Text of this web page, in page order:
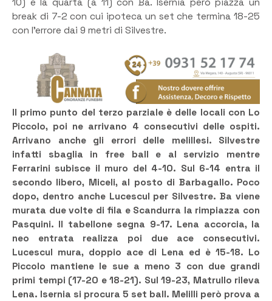
10) e la quarta (a 11) con Ba. Isernia però piazza un
break di 7-2 con cui ipoteca un set che termina 18-25
con l’errore dai 9 metri di Silvestre.
Il primo punto del terzo parziale è delle locali con Lo
Piccolo, poi ne arrivano 4 consecutivi delle ospiti.
Arrivano anche gli errori delle melillesi. Silvestre
infatti sbaglia in free ball e al servizio mentre
Ferrarini subisce il muro del 4-10. Sul 6-14 entra il
secondo libero, Miceli, al posto di Barbagallo. Poco
dopo, dentro anche Lucescul per Silvestre. Ba viene
murata due volte di fila e Scandurra la rimpiazza con
Pasquini. Il tabellone segna 9-17. Lena accorcia, la
neo entrata realizza poi due ace consecutivi.
Lucescul mura, doppio ace di Lena ed è 15-18. Lo
Piccolo mantiene le sue a meno 3 con due grandi
primi tempi (17-20 e 18-21). Sul 19-23, Matrullo rileva
Lena. Isernia si procura 5 set ball. Melilli però prova a